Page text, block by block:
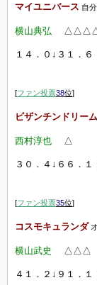
マイユニバース 自
横山典弘 △△
１４．０↓３１．６
[ファン投票38位]
ビザンチンドリーム
西村淳也 △
３０．４ ↓６６．１
[ファン投票35位]
コスモキュランダ
横山武史 △△△
４１．２↓９１．１